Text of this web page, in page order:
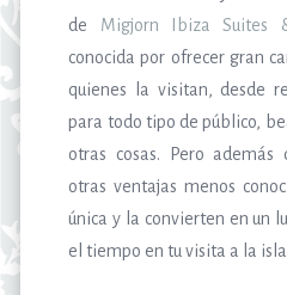
de Migjorn Ibiza Suites
conocida por ofrecer gran
quienes la visitan, desde
para todo tipo de público,
otras cosas. Pero
otras ventajas menos
única y la convierten en un
el tiempo en tu visita a la